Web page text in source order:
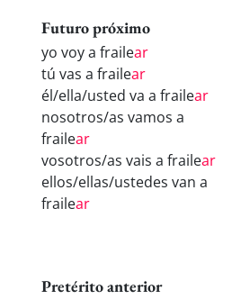
Futuro próximo
yo voy a frailear
tú vas a frailear
él/ella/usted va a frailear
nosotros/as vamos a
frailear
vosotros/as vais a frailear
ellos/ellas/ustedes van a
frailear
Pretérito anterior